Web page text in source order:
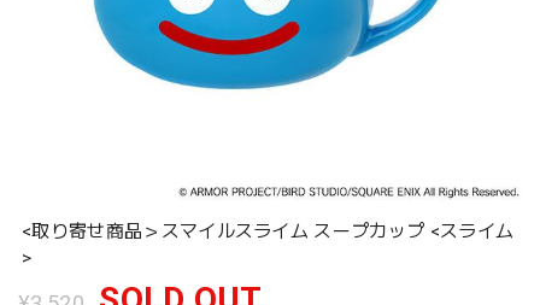
<取り寄せ商品＞スマイルスライム スープカップ <スライム
>